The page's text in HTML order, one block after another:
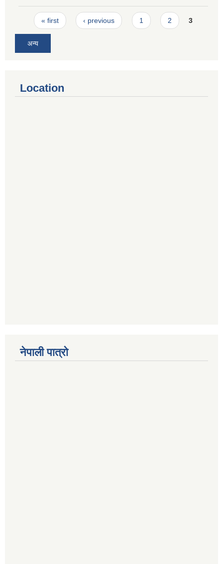
Pages
« first ‹ previous 1 2 3
अन्य
Location
नेपाली पात्रो